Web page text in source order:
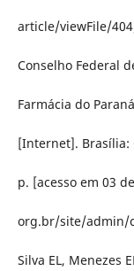
article/viewFile/
Conselho Federal
Farmácia do
[Internet]. Brasília:
p. [acesso em 03
org.br/site/admin/
Silva EL, Menezes